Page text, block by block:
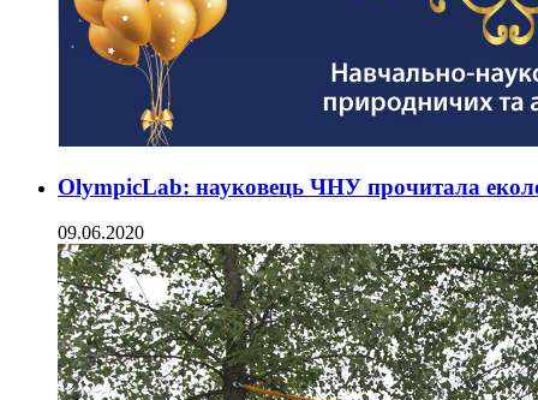
OlympicLab: науковець ЧНУ прочитала
09.06.2020